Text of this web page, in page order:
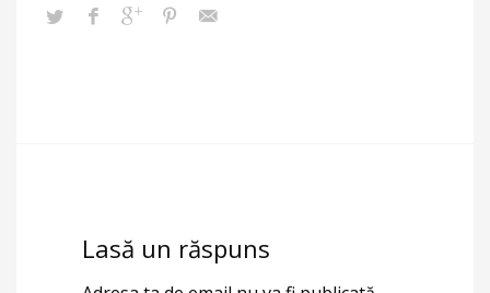
Lasă un răspuns